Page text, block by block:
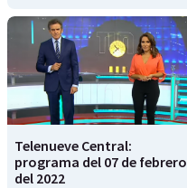
Telenueve Central:
programa del 07 de febrero
del 2022